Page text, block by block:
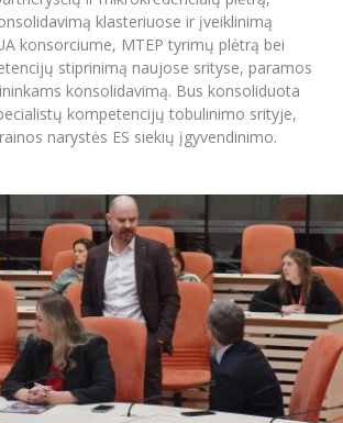
klasteriuose ir įveiklinimą
konsorciume, MTEP tyrimų plėtrą bei
stiprinimą naujose srityse, paramos
konsolidavimą. Bus konsoliduota
kompetencijų tobulinimo srityje,
narystės ES siekių įgyvendinimo.